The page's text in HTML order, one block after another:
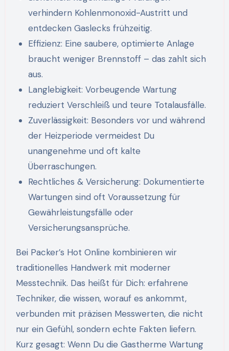
verhindern Kohlenmonoxid-Austritt und
entdecken Gaslecks frühzeitig.
Effizienz: Eine saubere, optimierte Anlage
braucht weniger Brennstoff – das zahlt sich
aus.
Langlebigkeit: Vorbeugende Wartung
reduziert Verschleiß und teure Totalausfälle.
Zuverlässigkeit: Besonders vor und während
der Heizperiode vermeidest Du
unangenehme und oft kalte
Überraschungen.
Rechtliches & Versicherung: Dokumentierte
Wartungen sind oft Voraussetzung für
Gewährleistungsfälle oder
Versicherungsansprüche.
Bei Packer’s Hot Online kombinieren wir
traditionelles Handwerk mit moderner
Messtechnik. Das heißt für Dich: erfahrene
Techniker, die wissen, worauf es ankommt,
verbunden mit präzisen Messwerten, die nicht
nur ein Gefühl, sondern echte Fakten liefern.
Kurz gesagt: Wenn Du die Gastherme Wartung